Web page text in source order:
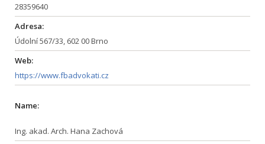
28359640
Adresa:
Údolní 567/33, 602 00 Brno
Web:
https://www.fbadvokati.cz
Name:
Ing. akad. Arch. Hana Zachová